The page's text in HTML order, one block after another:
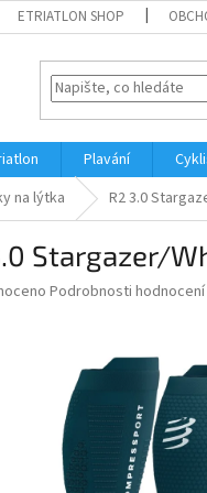
ETRIATLON SHOP
Plavání
na lýtka R2 3.0
Stargazer/
Podrobnosti hodnocení